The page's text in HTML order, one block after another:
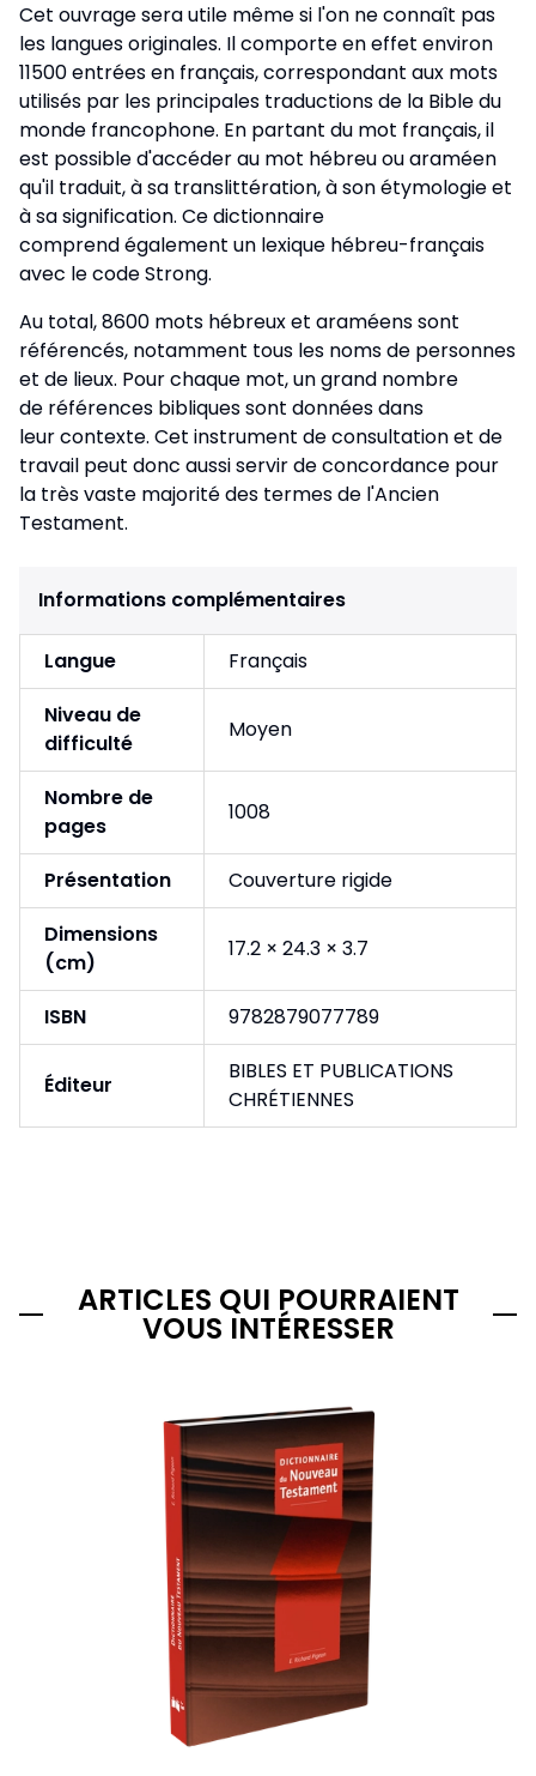
Cet ouvrage sera utile même si l'on ne connaît pas
les langues originales. Il comporte en effet environ
11500 entrées en français, correspondant aux mots
utilisés par les principales traductions de la Bible du
monde francophone. En partant du mot français, il
est possible d'accéder au mot hébreu ou araméen
qu'il traduit, à sa translittération, à son étymologie et
à sa signification. Ce dictionnaire
comprend également un lexique hébreu-français
avec le code Strong.
Au total, 8600 mots hébreux et araméens sont
référencés, notamment tous les noms de personnes
et de lieux. Pour chaque mot, un grand nombre
de références bibliques sont données dans
leur contexte. Cet instrument de consultation et de
travail peut donc aussi servir de concordance pour
la très vaste majorité des termes de l'Ancien
Testament.
Informations complémentaires
Langue
Français
Niveau de
difficulté
Moyen
Nombre de
pages
1008
Présentation
Couverture rigide
Dimensions
(cm)
17.2 × 24.3 × 3.7
ISBN 9782879077789
Éditeur
BIBLES ET PUBLICATIONS
CHRÉTIENNES
ARTICLES QUI POURRAIENT
VOUS INTÉRESSER